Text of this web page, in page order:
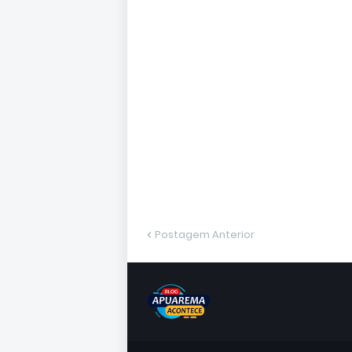
Postagem Anterior